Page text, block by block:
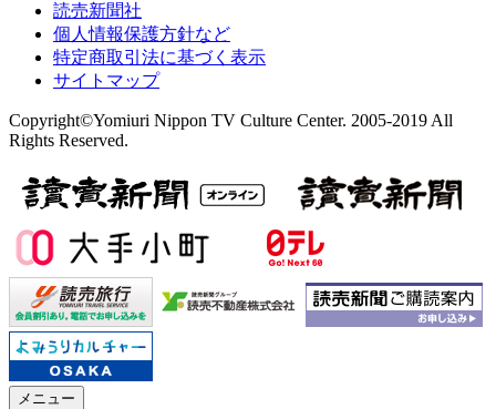
読売新聞社
個人情報保護方針など
特定商取引法に基づく表示
サイトマップ
Copyright©Yomiuri Nippon TV Culture Center. 2005-2019 All
Rights Reserved.
メニュー